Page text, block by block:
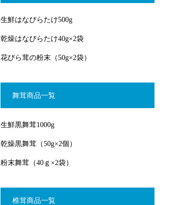
生鮮はなびらたけ500g
乾燥はなびらたけ40g×2袋
花びら茸の粉末（50g×2袋）
舞茸商品一覧
生鮮黒舞茸1000g
乾燥黒舞茸（50g×2個）
粉末舞茸（40ｇ×2袋）
椎茸商品一覧